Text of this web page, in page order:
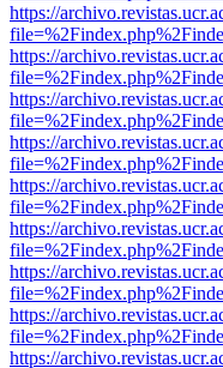
https://
https://
https://
https://
https://
https://
https://
https://
https://